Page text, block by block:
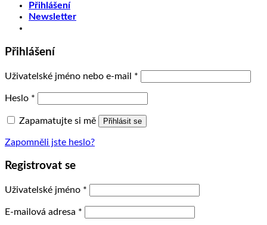
Přihlášení
Newsletter
Přihlášení
Uživatelské jméno nebo e-mail *
Heslo *
Zapamatujte si mě Přihlásit se
Zapomněli jste heslo?
Registrovat se
Uživatelské jméno *
E-mailová adresa *